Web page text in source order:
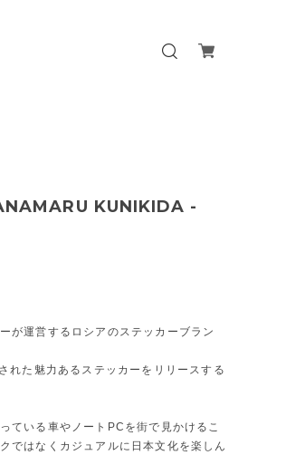
KUNIKIDA -
が運営するロシアのステッカーブラン
れた魅力あるステッカーをリリースする
ている車やノートPCを街で見かけるこ
ではなくカジュアルに日本文化を楽しん